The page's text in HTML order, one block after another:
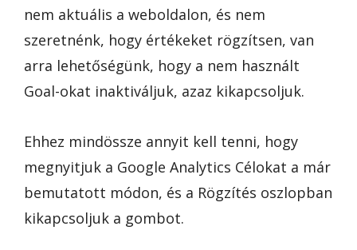
nem aktuális a weboldalon, és nem
szeretnénk, hogy értékeket rögzítsen, van
arra lehetőségünk, hogy a nem használt
Goal-okat inaktiváljuk, azaz kikapcsoljuk.
Ehhez mindössze annyit kell tenni, hogy
megnyitjuk a Google Analytics Célokat a már
bemutatott módon, és a Rögzítés oszlopban
kikapcsoljuk a gombot.